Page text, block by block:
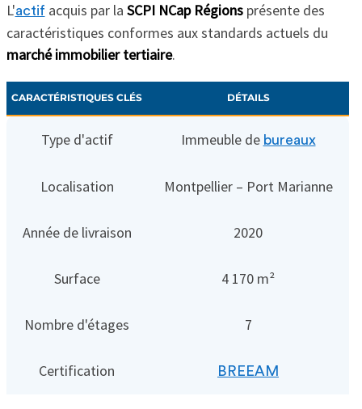
L'actif acquis par la SCPI NCap Régionsprésente des
caractéristiques conformes aux standards actuels du
marché immobilier tertiaire.
CARACTÉRISTIQUES CLÉS DÉTAILS
Type d'actif Immeuble de bureaux
Localisation Montpellier – Port Marianne
Année de livraison 2020
Surface 4 170 m²
Nombre d'étages 7
Certification BREEAM